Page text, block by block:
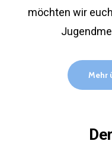
möchten wir
Mehr